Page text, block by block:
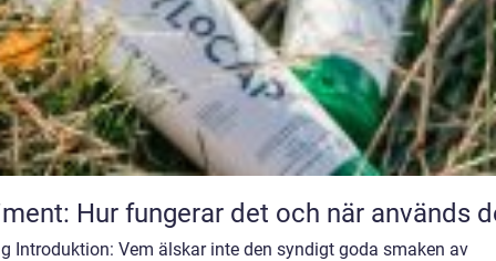
Hur fungerar det och när används
Introduktion: Vem älskar inte den syndigt goda smaken av